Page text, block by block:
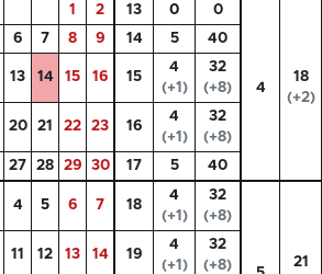
1 2 13 0 0
4
18
(+2)
6 7 8 9 14 5 40
13 14 15 16 15
4
(+1)
32
(+8)
20 21 22 23 16
4
(+1)
32
(+8)
27 28 29 30 17 5 40
4 5 6 7 18
4
(+1)
32
(+8)
21
11 12 13 14 19
4
(+1)
32
(+8)